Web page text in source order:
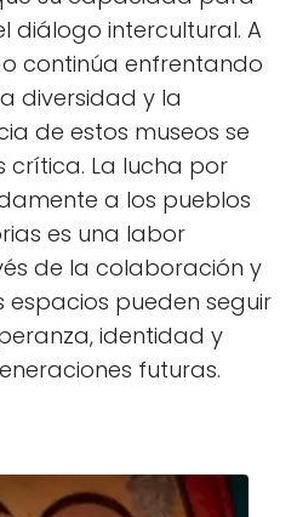
diálogo intercultural. A
continúa enfrentando
diversidad y la
de estos museos se
crítica. La lucha por
a los pueblos
es una labor
de la colaboración y
espacios pueden seguir
identidad y
futuras.